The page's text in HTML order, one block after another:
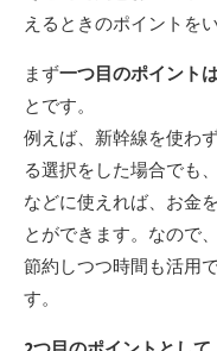
えるときのポイントを
まず一つ目のポイント
とです。
例えば、新幹線を使わ
る選択をした場合でも
などに使えれば、お金
とができます。なので
節約しつつ時間も活用
す。